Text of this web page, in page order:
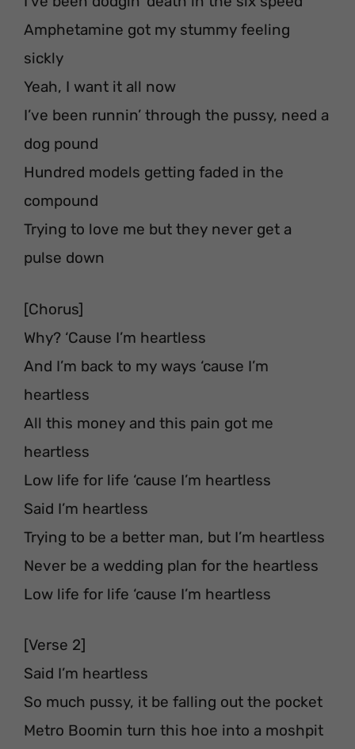
Amphetamine got my stummy feeling
sickly
Yeah, I want it all now
I’ve been runnin’ through the pussy, need a
dog pound
Hundred models getting faded in the
compound
Trying to love me but they never get a
pulse down
[Chorus]
Why? ‘Cause I’m heartless
And I’m back to my ways ‘cause I’m
heartless
All this money and this pain got me
heartless
Low life for life ‘cause I’m heartless
Said I’m heartless
Trying to be a better man, but I’m heartless
Never be a wedding plan for the heartless
Low life for life ‘cause I’m heartless
[Verse 2]
Said I’m heartless
So much pussy, it be falling out the pocket
Metro Boomin turn this hoe into a moshpit